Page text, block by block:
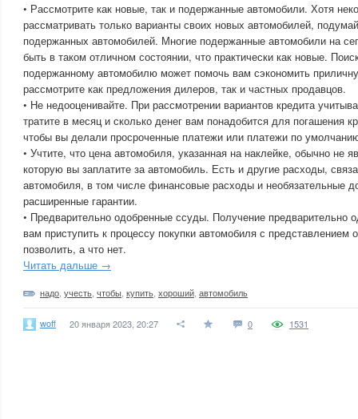
• Рассмотрите как новые, так и подержанные автомобили. Хотя
рассматривать только варианты своих новых автомобилей,
подержанных автомобилей. Многие подержанные автомобили на
быть в таком отличном состоянии, что практически как новые.
подержанному автомобилю может помочь вам сэкономить
рассмотрите как предложения дилеров, так и частных продавцов.
• Не недооценивайте. При рассмотрении вариантов кредита
тратите в месяц и сколько денег вам понадобится для погашения
чтобы вы делали просроченные платежи или платежи по
• Учтите, что цена автомобиля, указанная на наклейке, обычно не
которую вы заплатите за автомобиль. Есть и другие расходы,
автомобиля, в том числе финансовые расходы и необязательные
расширенные гарантии.
• Предварительно одобренные ссуды. Получение предварительно
вам приступить к процессу покупки автомобиля с
позволить, а что нет.
Читать дальше →
надо учесть чтобы купить хороший автомобиль
woff 20 января 2023, 20:27 0 1531